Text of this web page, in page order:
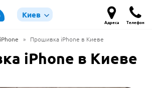
Киев
Адреса Телефон
» Прошивка iPhone в Киеве
iPhone в Киеве